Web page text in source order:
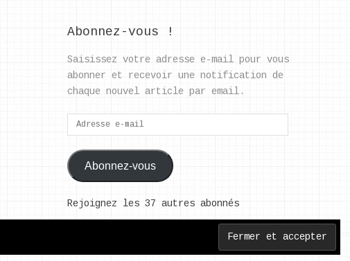
Abonnez-vous !
Saisissez votre adresse e-mail pour vous
abonner et recevoir une notification de
chaque nouvel article par email.
Adresse
e-
mail
Abonnez-vous
Rejoignez les 37 autres abonnés
Back to Top